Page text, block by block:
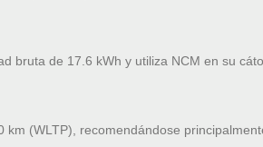
bruta de 17.6 kWh y utiliza NCM en su
(WLTP), recomendándose